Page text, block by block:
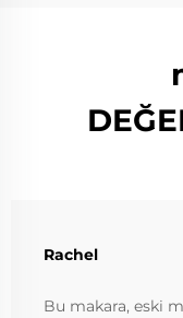
Rachel
Bu makara, eski